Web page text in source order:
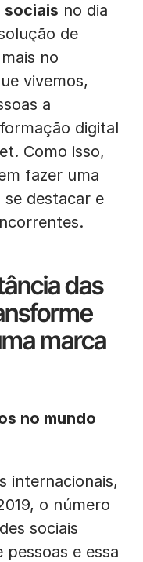
sociais no dia
de
no
vivemos,
a
digital
Como isso,
fazer uma
se destacar e
das
marca
no mundo
internacionais,
o número
sociais
e essa